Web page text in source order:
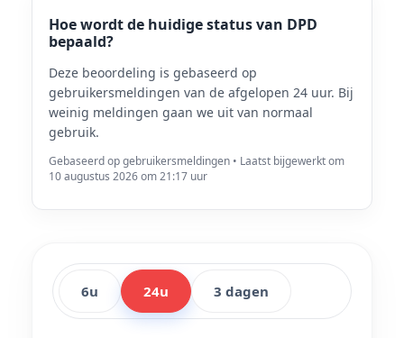
Hoe wordt de huidige status van DPD
bepaald?
Deze beoordeling is gebaseerd op
gebruikersmeldingen van de afgelopen 24 uur. Bij
weinig meldingen gaan we uit van normaal
gebruik.
Gebaseerd op gebruikersmeldingen • Laatst bijgewerkt om
10 augustus 2026 om 21:17 uur
6u 24u 3 dagen